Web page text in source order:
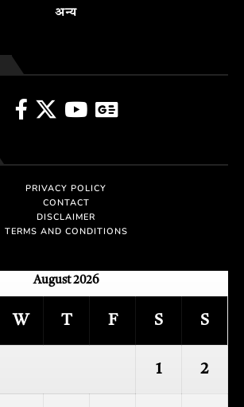
अन्य
PRIVACY POLICY
CONTACT
DISCLAIMER
TERMS AND CONDITIONS
August 2026
W T F S S
1 2